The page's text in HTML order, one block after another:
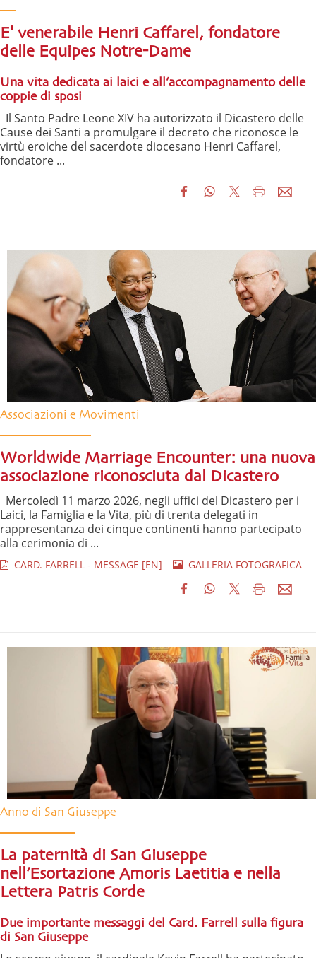
E' venerabile Henri Caffarel, fondatore
delle Equipes Notre-Dame
Una vita dedicata ai laici e all’accompagnamento delle
coppie di sposi
Il Santo Padre Leone XIV ha autorizzato il Dicastero delle
Cause dei Santi a promulgare il decreto che riconosce le
virtù eroiche del sacerdote diocesano Henri Caffarel,
fondatore ...
Associazioni e Movimenti
Worldwide Marriage Encounter: una nuova
associazione riconosciuta dal Dicastero
Mercoledì 11 marzo 2026, negli uffici del Dicastero per i
Laici, la Famiglia e la Vita, più di trenta delegati in
rappresentanza dei cinque continenti hanno partecipato
alla cerimonia di ...
CARD. FARRELL - MESSAGE [EN] GALLERIA FOTOGRAFICA
Anno di San Giuseppe
La paternità di San Giuseppe
nell’Esortazione Amoris Laetitia e nella
Lettera Patris Corde
Due importante messaggi del Card. Farrell sulla figura
di San Giuseppe